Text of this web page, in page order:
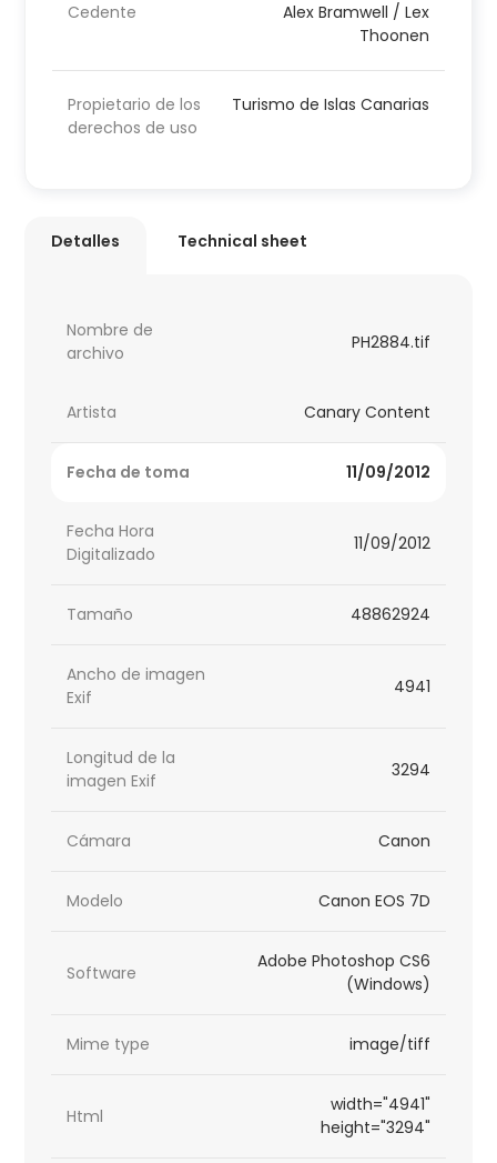
Cedente
Alex Bramwell / Lex
Thoonen
Propietario de los
derechos de uso
Turismo de Islas Canarias
Detalles Technical sheet
Nombre de
archivo
PH2884.tif
Artista Canary Content
Fecha de toma 11/09/2012
Fecha Hora
Digitalizado
11/09/2012
Tamaño 48862924
Ancho de imagen
Exif
4941
Longitud de la
imagen Exif
3294
Cámara Canon
Modelo Canon EOS 7D
Software
Adobe Photoshop CS6
(Windows)
Mime type image/tiff
Html
width="4941"
height="3294"